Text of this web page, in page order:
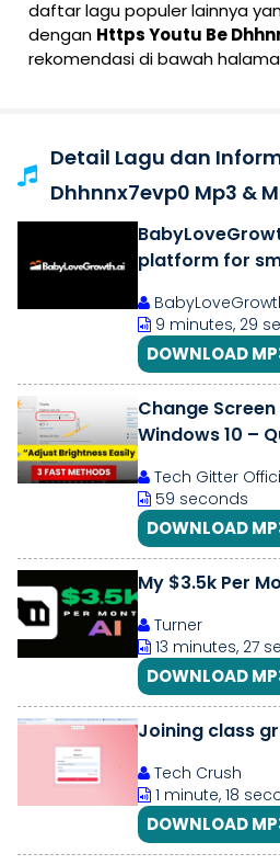
daftar lagu populer lainnya
dengan Https Youtu Be
rekomendasi di bawah
Detail Lagu dan
Dhhnnx7evp0 Mp3 &
platform for
9 minutes, 29
DOWNLOAD
Change
Windows 10 –
Tech Gitter
59 seconds
DOWNLOAD
My $3.5k Per
Turner
13 minutes, 27
DOWNLOAD
Joining class
Tech Crush
1 minute, 18
DOWNLOAD